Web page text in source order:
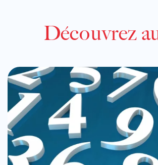
Découvrez